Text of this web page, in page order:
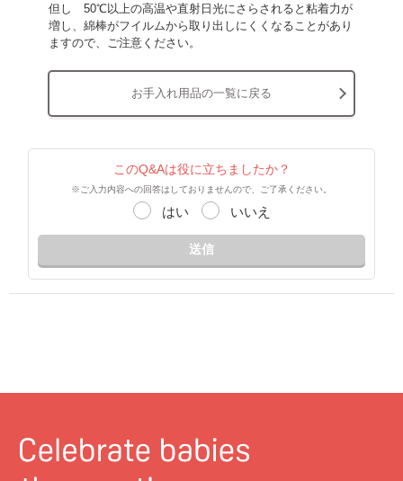
但し 50℃以上の高温や直射日光にさらされると粘着力が
増し、綿棒がフイルムから取り出しにくくなることがあり
ますので、ご注意ください。
お手入れ用品の一覧に戻る
このQ&Aは役に立ちましたか？
※ご入力内容への回答はしておりませんので、ご了承ください。
はい いいえ
送信